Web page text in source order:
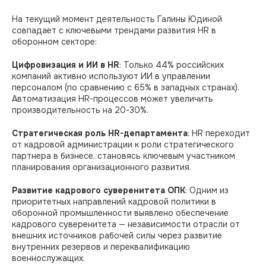
На текущий момент деятельность Галины Юдиной
совпадает с ключевыми трендами развития HR в
оборонном секторе:
Цифровизация и ИИ в HR: Только 44% российских
компаний активно используют ИИ в управлении
персоналом (по сравнению с 65% в западных странах).
Автоматизация HR-процессов может увеличить
производительность на 20-30%.​
Стратегическая роль HR-департамента: HR переходит
от кадровой администрации к роли стратегического
партнера в бизнесе, становясь ключевым участником
планирования организационного развития.​
Развитие кадрового суверенитета ОПК: Одним из
приоритетных направлений кадровой политики в
оборонной промышленности выявлено обеспечение
кадрового суверенитета — независимости отрасли от
внешних источников рабочей силы через развитие
внутренних резервов и переквалификацию
военнослужащих.​